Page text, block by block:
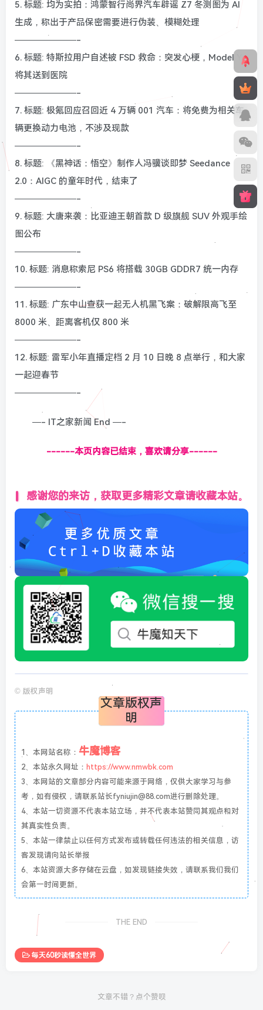
5. 标题: 均为实拍：鸿蒙智行尚界汽车辟谣 Z7 冬测图为 AI
生成，称出于产品保密需要进行伪装、模糊处理
———————-
6. 标题: 特斯拉用户自述被 FSD 救命：突发心梗，Model Y
将其送到医院
———————-
7. 标题: 极氪回应召回近 4 万辆 001 汽车：将免费为相关车
辆更换动力电池，不涉及现款
———————-
8. 标题: 《黑神话：悟空》制作人冯骥谈即梦 Seedance
2.0：AIGC 的童年时代，结束了
———————-
9. 标题: 大唐来袭：比亚迪王朝首款 D 级旗舰 SUV 外观手绘
图公布
———————-
10. 标题: 消息称索尼 PS6 将搭载 30GB GDDR7 统一内存
———————-
11. 标题: 广东中山查获一起无人机黑飞案：破解限高飞至
8000 米、距离客机仅 800 米
———————-
12. 标题: 雷军小年直播定档 2 月 10 日晚 8 点举行，和大家
一起迎春节
———————-
—- IT之家新闻 End —-
------本页内容已结束，喜欢请分享------
感谢您的来访，获取更多精彩文章请收藏本站。
© 版权声明
文章版权声
明
1、本网站名称： 牛魔博客
2、本站永久网址： https://www.nmwbk.com
3、本网站的文章部分内容可能来源于网络，仅供大家学习与参
考，如有侵权，请联系站长fyniujin@88.com进行删除处理。
4、本站一切资源不代表本站立场，并不代表本站赞同其观点和对
其真实性负责。
5、本站一律禁止以任何方式发布或转载任何违法的相关信息，访
客发现请向站长举报
6、本站资源大多存储在云盘，如发现链接失效，请联系我们我们
会第一时间更新。
THE END
每天60秒读懂全世界
文章不错？点个赞呗